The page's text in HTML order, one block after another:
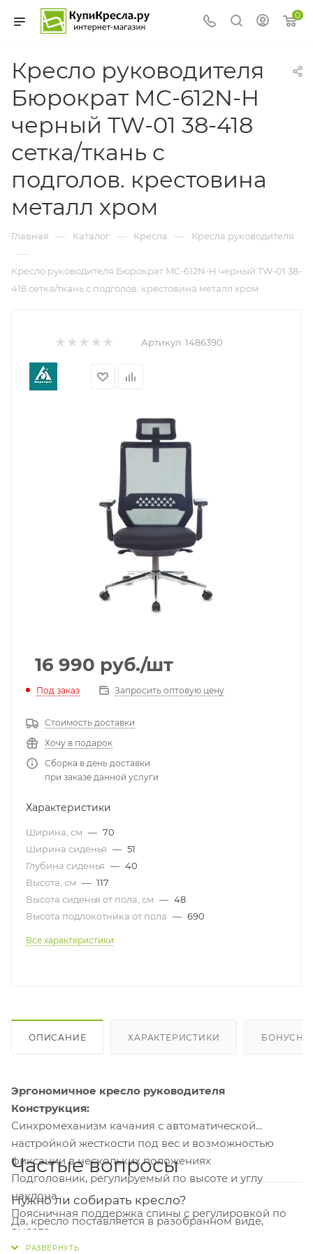
0
Кресло руководителя
Бюрократ MC-612N-H
черный TW-01 38-418
сетка/ткань с
подголов. крестовина
металл хром
Главная — Каталог — Кресла — Кресла руководителя
—
Кресло руководителя Бюрократ MC-612N-H черный TW-01 38-
418 сетка/ткань с подголов. крестовина металл хром
Артикул: 1486390
16 990 руб./шт
Под заказ Запросить оптовую цену
Стоимость доставки
Хочу в подарок
Сборка в день доставки
при заказе данной услуги
Характеристики
Ширина, см — 70
Ширина сиденья — 51
Глубина сиденья — 40
Высота, см — 117
Высота сиденья от пола, см — 48
Высота подлокотника от пола — 690
Все характеристики
ОПИСАНИЕ ХАРАКТЕРИСТИКИ
Эргономичное кресло руководителя
Конструкция:
Синхромеханизм качания с автоматической
настройкой жесткости под вес и возможностью
фиксации в нескольких положениях
Подголовник, регулируемый по высоте и углу
наклона
Поясничная поддержка спины с регулировкой по
высоте
Регулировка глубины сиденья(СЛАЙДЕР)
Частые вопросы
Нужно ли собирать кресло?
Да, кресло поставляется в разобранном виде,